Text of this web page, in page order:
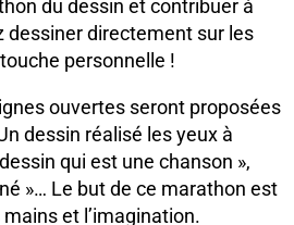
du dessin et contribuer à
dessiner directement sur les
personnelle !
ouvertes seront proposées
dessin réalisé les yeux à
qui est une chanson »,
»… Le but de ce marathon est
et l’imagination.